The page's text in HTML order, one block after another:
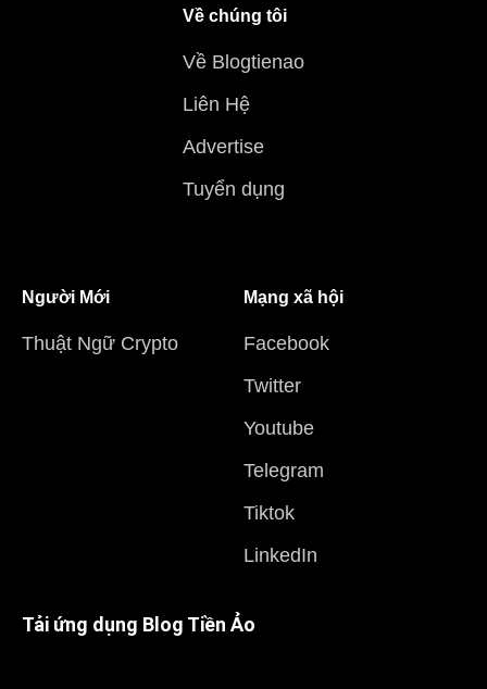
Về chúng tôi
Về Blogtienao
Liên Hệ
Advertise
Tuyển dụng
Người Mới
Thuật Ngữ Crypto
Mạng xã hội
Facebook
Twitter
Youtube
Telegram
Tiktok
LinkedIn
Tải ứng dụng Blog Tiền Ảo